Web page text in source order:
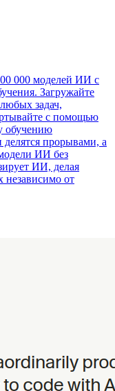
000 моделей ИИ с
Загружайте
задач,
с помощью
обучению
делятся прорывами, а
ИИ без
ИИ, делая
независимо от